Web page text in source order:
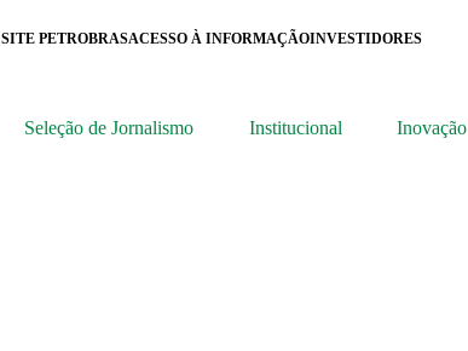
SITE PETROBRASACESSO À INFORMAÇÃOINVESTIDORES
Seleção de Jornalismo Institucional Inovação